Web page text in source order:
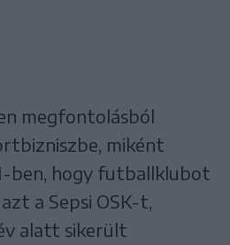
megfontolásból
miként
ben, hogy futballklubot
a Sepsi OSK-t,
alatt sikerült